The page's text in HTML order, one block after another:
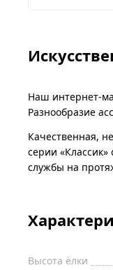
Наш интернет-
Разнообразие
Качественная,
серии
службы на
Высота ёлки